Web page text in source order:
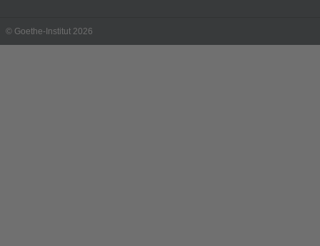
© Goethe-Institut 2026